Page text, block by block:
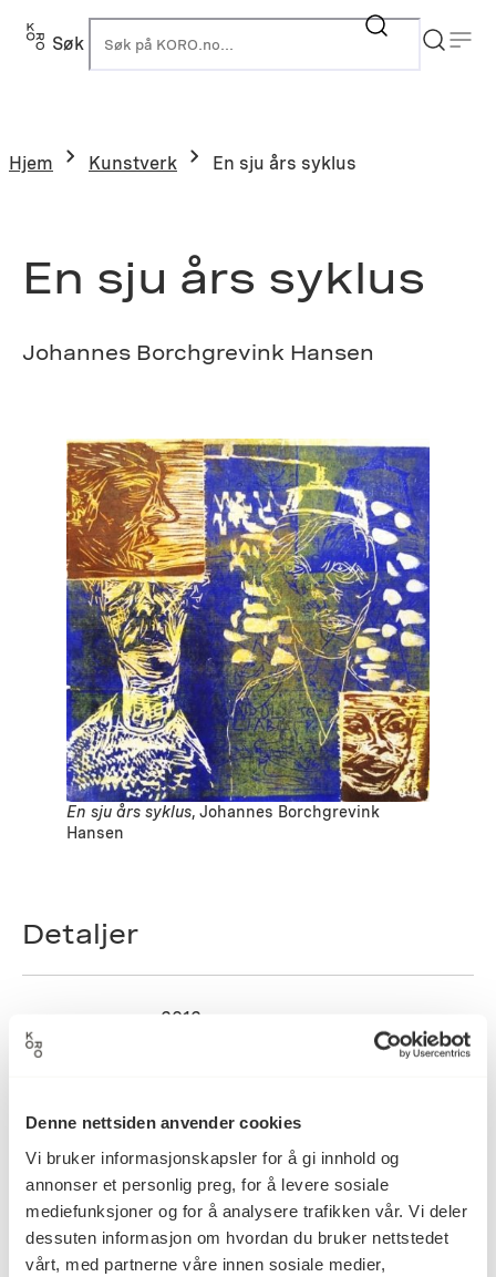
Denne nettsiden anvender cookies
Vi bruker informasjonskapsler for å gi innhold og
annonser et personlig preg, for å levere sosiale
mediefunksjoner og for å analysere trafikken vår. Vi deler
dessuten informasjon om hvordan du bruker nettstedet
vårt, med partnerne våre innen sosiale medier,
Hopp
Søk
Hjem Kunstverk En sju års syklus
En sju års syklus
Johannes Borchgrevink Hansen
En sju års syklus, Johannes Borchgrevink
Hansen
Detaljer
2012
Grafikk, Tresnitt